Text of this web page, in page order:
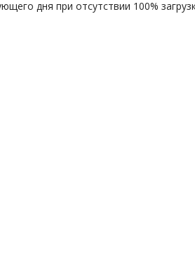
дня при отсутствии 100%